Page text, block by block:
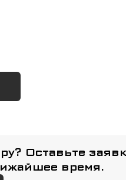
Оставьте
время.